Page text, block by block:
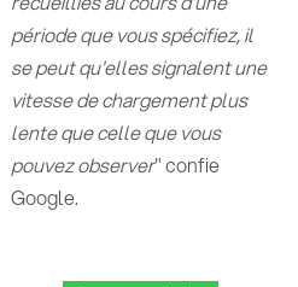
période que vous spécifiez, il
se peut qu'elles signalent une
vitesse de chargement plus
lente que celle que vous
pouvez observer" confie
Google.